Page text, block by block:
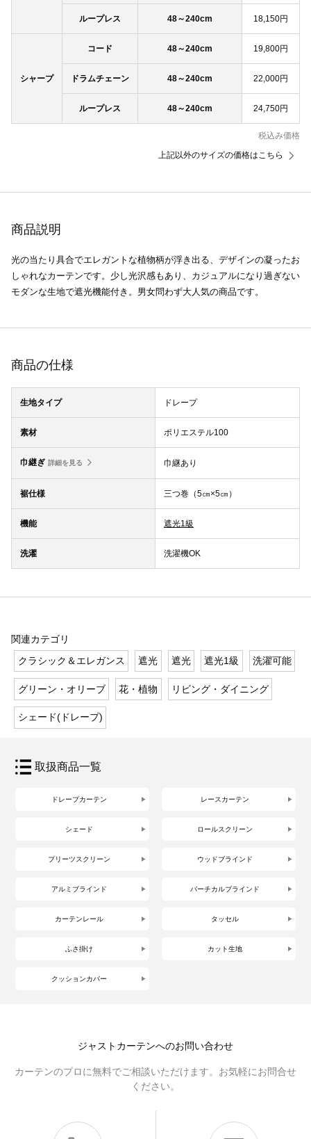
ループレス 48～240cm 18,150円
シャープ
コード 48～240cm 19,800円
ドラムチェーン 48～240cm 22,000円
ループレス 48～240cm 24,750円
税込み価格
上記以外のサイズの価格はこちら
商品説明
光の当たり具合でエレガントな植物柄が浮き出る、デザインの凝ったお
しゃれなカーテンです。少し光沢感もあり、カジュアルになり過ぎない
モダンな生地で遮光機能付き。男女問わず大人気の商品です。
商品の仕様
生地タイプ ドレープ
素材 ポリエステル100
巾継ぎ 詳細を見る 巾継あり
裾仕様 三つ巻（5㎝×5㎝）
機能 遮光1級
洗濯 洗濯機OK
関連カテゴリ
クラシック＆エレガンス
遮光 遮光 遮光1級 洗濯可能
グリーン・オリーブ 花・植物 リビング・ダイニング
シェード(ドレープ)
取扱商品一覧
ドレープカーテン レースカーテン
シェード ロールスクリーン
プリーツスクリーン ウッドブラインド
アルミブラインド バーチカルブラインド
カーテンレール タッセル
ふさ掛け カット生地
クッションカバー
ジャストカーテンへのお問い合わせ
カーテンのプロに無料でご相談いただけます。お気軽にお問合せ
ください。